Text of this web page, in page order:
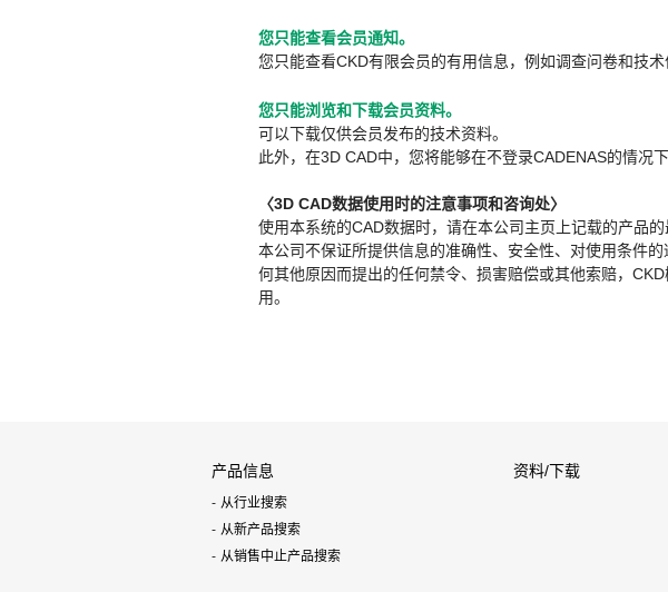
您只能查看会员通知。
您只能查看CKD有限会员的有用信息，例如调查问卷和技术
您只能浏览和下载会员资料。
可以下载仅供会员发布的技术资料。
此外，在3D CAD中，您将能够在不登录CADENAS的情况下
〈3D CAD数据使用时的注意事项和咨询处〉
使用本系统的CAD数据时，请在本公司主页上记载的产品
本公司不保证所提供信息的准确性、安全性、对使用条件
何其他原因而提出的任何禁令、损害赔偿或其他索赔，
用。
产品信息
从行业搜索
从新产品搜索
从销售中止产品搜索
资料/下载